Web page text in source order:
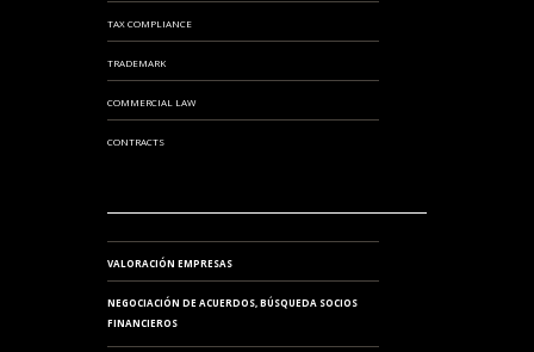
TAX COMPLIANCE
TRADEMARK
COMMERCIAL LAW
CONTRACTS
VALORACIÓN EMPRESAS
NEGOCIACIÓN DE ACUERDOS, BÚSQUEDA SOCIOS
FINANCIEROS